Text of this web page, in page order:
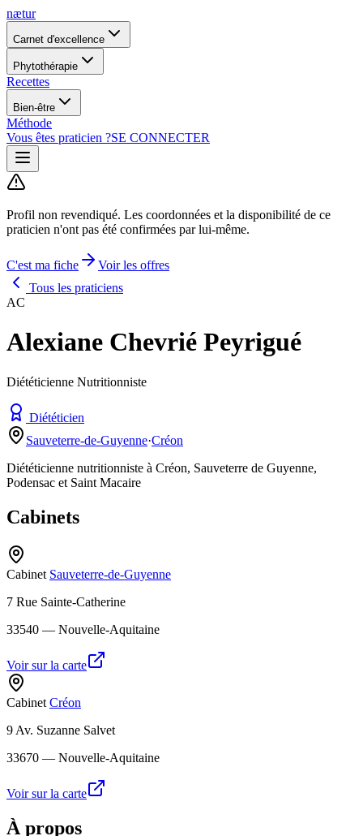
nætur
Carnet d'excellence
Phytothérapie
Recettes
Bien-être
Méthode
Vous êtes praticien ?SE CONNECTER
Profil non revendiqué. Les coordonnées et la disponibilité de ce
praticien n'ont pas été confirmées par lui-même.
C'est ma fiche
Voir les offres
Tous les praticiens
AC
Alexiane Chevrié Peyrigué
Diététicienne Nutritionniste
Diététicien
Sauveterre-de-Guyenne·Créon
Diététicienne nutritionniste à Créon, Sauveterre de Guyenne,
Podensac et Saint Macaire
Cabinets
Cabinet Sauveterre-de-Guyenne
7 Rue Sainte-Catherine
33540 — Nouvelle-Aquitaine
Voir sur la carte
Cabinet Créon
9 Av. Suzanne Salvet
33670 — Nouvelle-Aquitaine
Voir sur la carte
À propos